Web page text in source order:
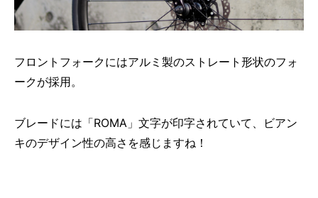
フロントフォークにはアルミ製のストレート形状のフォ
ークが採用。
ブレードには「ROMA」文字が印字されていて、ビアン
キのデザイン性の高さを感じますね！